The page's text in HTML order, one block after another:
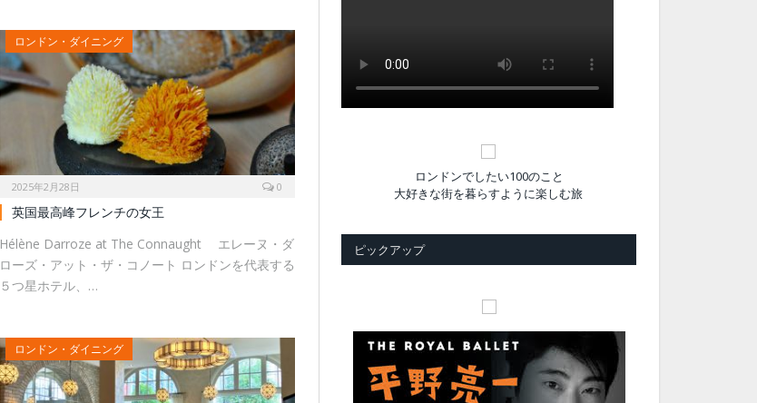
ロンドン・ダイニング
2025年2月28日 0
英国最高峰フレンチの女王
Hélène Darroze at The Connaught エレーヌ・ダ
ローズ・アット・ザ・コノート ロンドンを代表する
５つ星ホテル、…
ロンドン・ダイニング
ロンドンでしたい100のこと
大好きな街を暮らすように楽しむ旅
ピックアップ